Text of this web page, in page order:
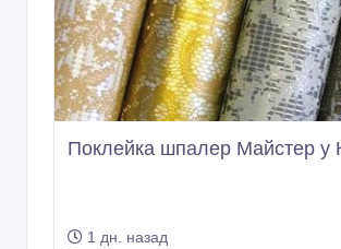
Поклейка шпалер Майстер у
1 дн. назад